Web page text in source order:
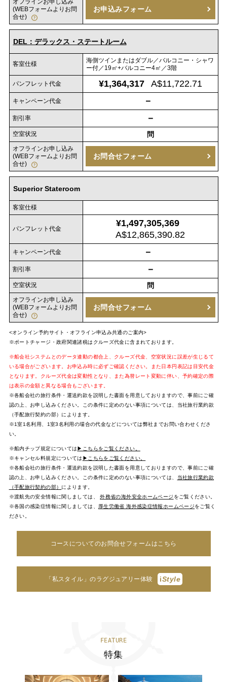
オフラインお申し込み
(WEBフォームよりお問
合せ)
お申込みフォーム
DEL：デラックス・ステートルーム
客室仕様
海側ツインまたはダブル／バルコニー・シャワ
ー付／19㎡+バルコニー4㎡／3階
パンフレット代金 ¥1,364,317 A$11,722.71
キャンペーン代金 －
割引率 －
空室状況 問
オフラインお申し込み
(WEBフォームよりお問
合せ)
お問合せフォーム
Superior Stateroom
客室仕様
パンフレット代金
¥1,497,305,369
A$12,865,390.82
キャンペーン代金 －
割引率 －
空室状況 問
オフラインお申し込み
(WEBフォームよりお問
合せ)
お問合せフォーム
<オンライン予約サイト・オフライン申込み共通のご案内>
※ポートチャージ・政府関連諸税はクルーズ代金に含まれております。
※船会社システムとのデータ連動の都合上、クルーズ代金、空室状況に誤差が生じるて
いる場合がございます。お申込み時に必ずご確認ください。また日本円表記は目安代金
となります。クルーズ代金は変動性となり、また為替レート変動に伴い、予約確定の際
は表示の金額と異なる場合もございます。
※各船会社の旅行条件・運送約款を説明した書面を用意しておりますので、事前にご確
認の上、お申し込みください。この条件に定めのない事項については、当社旅行業約款
（手配旅行契約の部）によります。
※1室1名利用、1室3名利用の場合の代金などについては弊社までお問い合わせくださ
い。
※船内チップ規定については▶こちらをご覧ください。
※キャンセル料規定については ▶こちらをご覧ください。
※各船会社の旅行条件・運送約款を説明した書面を用意しておりますので、事前にご確
認の上、お申し込みください。この条件に定めのない事項については、
当社旅行業約款
（手配旅行契約の部） によります。
※渡航先の安全情報に関しましては、外務省の海外安全ホームページ をご覧ください。
※各国の感染症情報に関しましては、
厚生労働省 海外感染症情報ホームページをご覧く
ださい。
コースについてのお問合せフォームはこちら
「私スタイル」のラグジュアリー体験 iStyle
FEATURE
特集